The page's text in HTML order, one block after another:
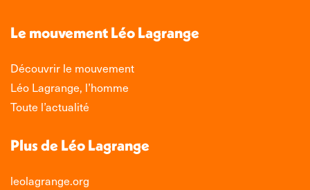
s'ouvre
une
nouvelle
fenêtre
s'ouvre
une
fenêtre
s'ouvre
une
nouvelle
fenêtre
s'ouvre
une
nouvelle
fenêtre
Le mouvement Léo Lagrange
Découvrir le mouvement
Léo Lagrange, l’homme
Toute l’actualité
Plus de Léo Lagrange
leolagrange.org